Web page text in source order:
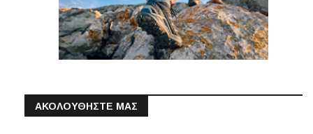
ΑΚΟΛΟΥΘΗΣΤΕ ΜΑΣ